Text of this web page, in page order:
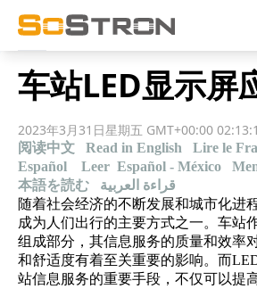
车站LED显示屏
2023年3月31日星期五 GMT+00:00
阅读中文 Read in English Lire le
Español
Leer Español - México
本語を読む
قراءة العربية
随着社会经济的不断发展和城市化进
成为人们出行的主要方式之一。车站
组成部分，其信息服务的质量和效率
和舒适度有着至关重要的影响。而
站信息服务的重要手段，不仅可以提